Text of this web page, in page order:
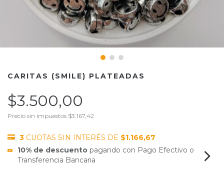
CARITAS (SMILE) PLATEADAS
$3.500,00
Precio sin impuestos $3.167,42
3 CUOTAS SIN INTERÉS DE $1.166,67
10% de descuento pagando con Pago Efectivo o
Transferencia Bancaria